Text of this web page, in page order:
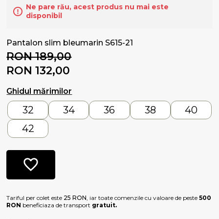
Ne pare rău, acest produs nu mai este
disponibil
Pantalon slim bleumarin S615-21
RON 189,00
RON 132,00
Ghidul mărimilor
32 34 36 38
40
42
Tariful per colet este 25 RON, iar toate comenzile cu valoare de peste500
RON beneficiaza de transport gratuit.